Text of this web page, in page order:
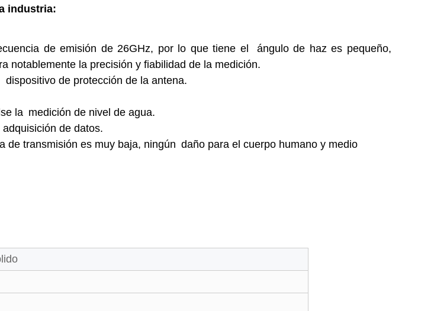
industria:
de emisión de 26GHz, por lo que tiene el
ángulo de haz es pequeño,
notablemente la precisión y fiabilidad de la medición.
dispositivo de protección de la antena.
la medición de nivel de agua.
de datos.
de transmisión es muy baja, ningún daño para el cuerpo humano y medio